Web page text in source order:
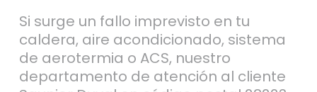
Si surge un fallo imprevisto en tu
caldera, aire acondicionado, sistema
de aerotermia o ACS, nuestro
departamento de atención al cliente